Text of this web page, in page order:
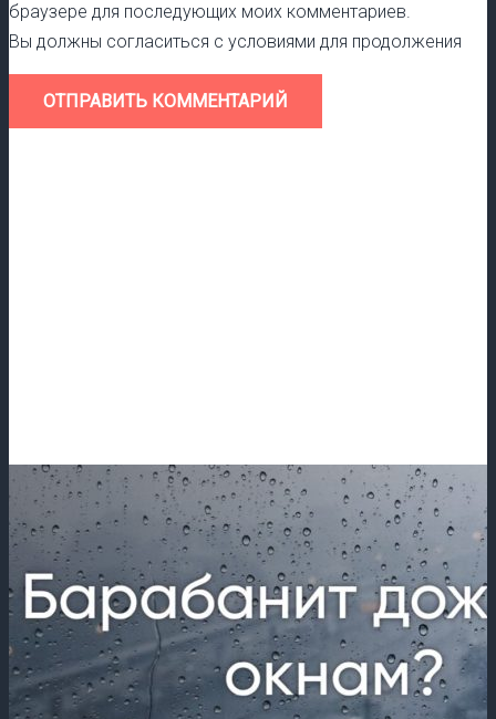
браузере для последующих моих комментариев.
Вы должны согласиться с условиями для продолжения
ОТПРАВИТЬ КОММЕНТАРИЙ